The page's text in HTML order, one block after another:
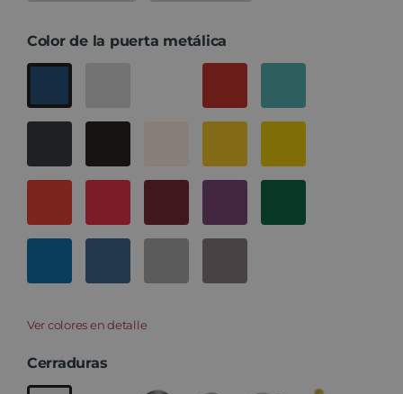
Color de la puerta metálica
Ver colores en detalle
Cerraduras